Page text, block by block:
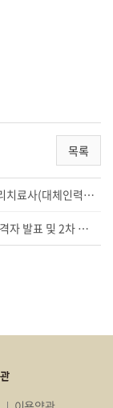
목록
[채용] 고양시대화노인종합복지관 물리치료사(대체인력) 모집 공고
[채용] 노노상담실장 1차 서류 전형 합격자 발표 및 2차 면접 전형 안내